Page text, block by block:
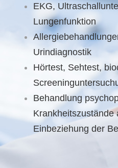
EKG,
Lungenfunktion
Urindiagnostik
Hörtest, Sehtest,
Behandlung
Krankheitszustände
Einbeziehung der